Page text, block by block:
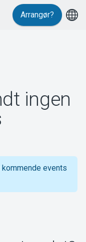
Arrangør?
ingen
kommende events